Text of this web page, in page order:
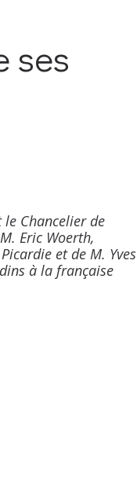
ses
le Chancelier de
Eric Woerth,
et de M. Yves
à la française